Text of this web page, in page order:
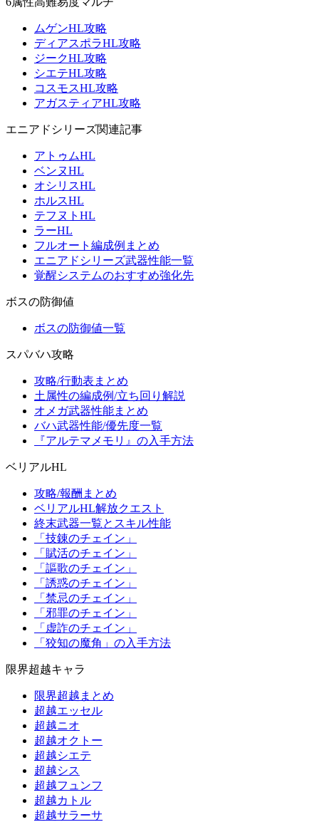
ムゲンHL攻略
ディアスポラHL攻略
ジークHL攻略
シエテHL攻略
コスモスHL攻略
アガスティアHL攻略
エニアドシリーズ関連記事
アトゥムHL
ベンヌHL
オシリスHL
ホルスHL
テフヌトHL
ラーHL
フルオート編成例まとめ
エニアドシリーズ武器性能一覧
覚醒システムのおすすめ強化先
ボスの防御値
ボスの防御値一覧
スパバハ攻略
攻略/行動表まとめ
土属性の編成例/立ち回り解説
オメガ武器性能まとめ
バハ武器性能/優先度一覧
『アルテマメモリ』の入手方法
ベリアルHL
攻略/報酬まとめ
ベリアルHL解放クエスト
終末武器一覧とスキル性能
「技錬のチェイン」
「賦活のチェイン」
「謳歌のチェイン」
「誘惑のチェイン」
「禁忌のチェイン」
「邪罪のチェイン」
「虚詐のチェイン」
「狡知の魔角」の入手方法
限界超越キャラ
限界超越まとめ
超越エッセル
超越ニオ
超越オクトー
超越シエテ
超越シス
超越フュンフ
超越カトル
超越サラーサ